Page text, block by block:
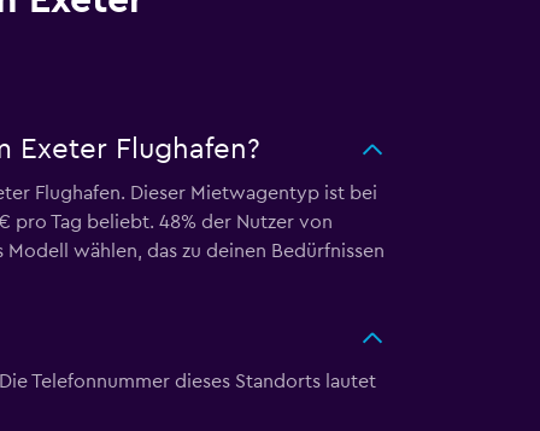
Flughafen?
Flughafen. Dieser Mietwagentyp ist bei
pro Tag beliebt. 48% der Nutzer von
wählen, das zu deinen Bedürfnissen
Telefonnummer dieses Standorts lautet